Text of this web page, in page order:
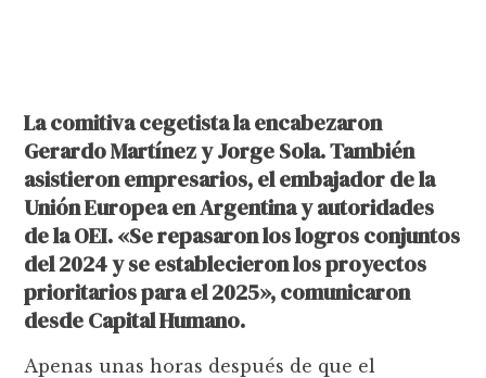
La comitiva cegetista la encabezaron
Gerardo Martínez y Jorge Sola. También
asistieron empresarios, el embajador de la
Unión Europea en Argentina y autoridades
de la OEI. «Se repasaron los logros conjuntos
del 2024 y se establecieron los proyectos
prioritarios para el 2025», comunicaron
desde Capital Humano.
Apenas unas horas después de que el